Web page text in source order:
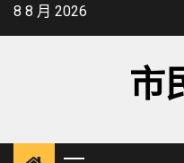
Skip8 8 月 2026
市